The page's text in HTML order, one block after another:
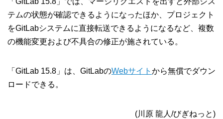
テムの状態が確認できるようになったほか、プロジェクト
をGitLabシステムに直接転送できるようになるなど、複数
の機能変更および不具合の修正が施されている。
「GitLab 15.8」は、GitLabのWebサイト から無償でダウン
ロードできる。
(川原 龍人/びぎねっと)